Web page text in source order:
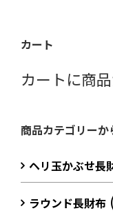
カート
カートに商
商品カテゴリーか
ヘリ玉かぶせ長
ラウンド長財布